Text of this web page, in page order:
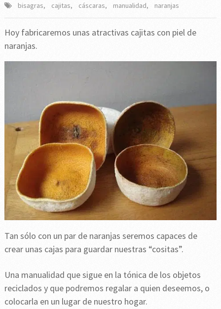
bisagras, cajitas, cáscaras, manualidad, naranjas
Hoy fabricaremos unas atractivas cajitas con piel de
naranjas.
Tan sólo con un par de naranjas seremos capaces de
crear unas cajas para guardar nuestras “cositas”.
Una manualidad que sigue en la tónica de los objetos
reciclados y que podremos regalar a quien deseemos, o
colocarla en un lugar de nuestro hogar.